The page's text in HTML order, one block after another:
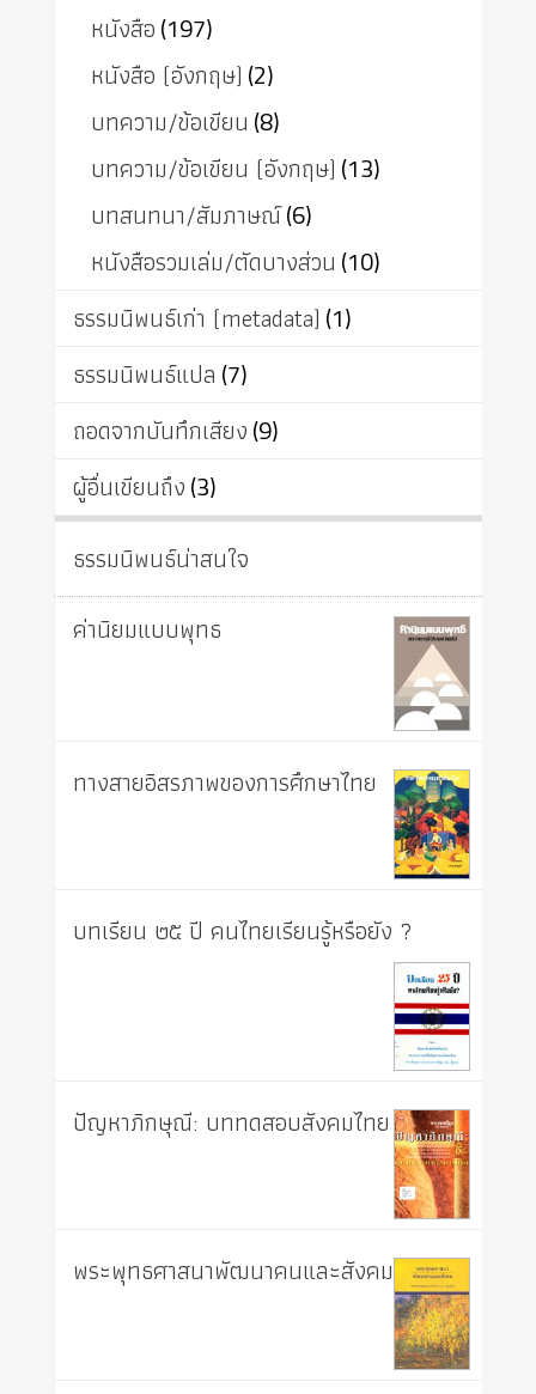
หนังสือ(197)
หนังสือ (อังกฤษ) (2)
บทความ/ข้อเขียน (8)
บทความ/ข้อเขียน (อังกฤษ) (13)
บทสนทนา/สัมภาษณ์(6)
หนังสือรวมเล่ม/ตัดบางส่วน (10)
ธรรมนิพนธ์เก่า (metadata) (1)
ธรรมนิพนธ์แปล (7)
ถอดจากบันทึกเสียง(9)
ผู้อื่นเขียนถึง(3)
ธรรมนิพนธ์น่าสนใจ
ค่านิยมแบบพุทธ
ทางสายอิสรภาพของการศึกษาไทย
บทเรียน ๒๕ ปี คนไทยเรียนรู้หรือยัง ?
ปัญหาภิกษุณี: บททดสอบสังคมไทย
พระพุทธศาสนาพัฒนาคนและสังคม